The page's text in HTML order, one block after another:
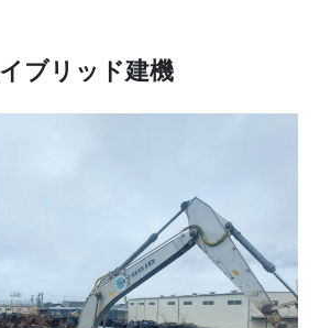
ブリッド建機